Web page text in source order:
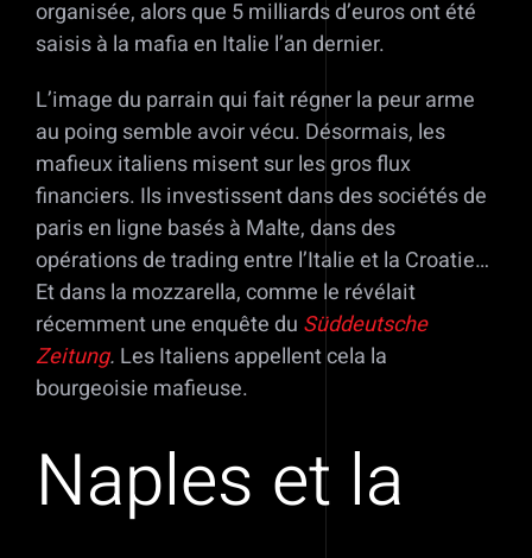
organisée, alors que 5 milliards d’euros ont été
saisis à la mafia en Italie l’an dernier.
L’image du parrain qui fait régner la peur arme
au poing semble avoir vécu. Désormais, les
mafieux italiens misent sur les gros flux
financiers. Ils investissent dans des sociétés de
paris en ligne basés à Malte, dans des
opérations de trading entre l’Italie et la Croatie…
Et dans la mozzarella, comme le révélait
récemment une enquête du Süddeutsche
Zeitung. Les Italiens appellent cela la
bourgeoisie mafieuse.
Naples et la